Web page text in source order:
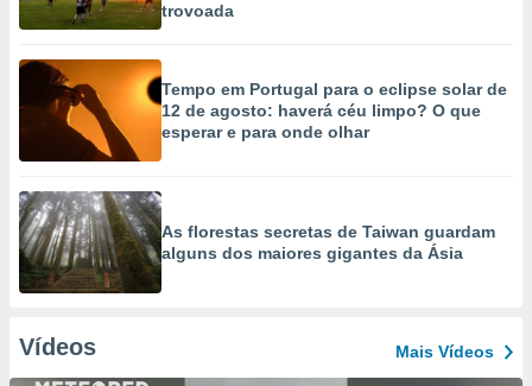
trovoada
Tempo em Portugal para o eclipse solar de
12 de agosto: haverá céu limpo? O que
esperar e para onde olhar
As florestas secretas de Taiwan guardam
alguns dos maiores gigantes da Ásia
Vídeos Mais Vídeos